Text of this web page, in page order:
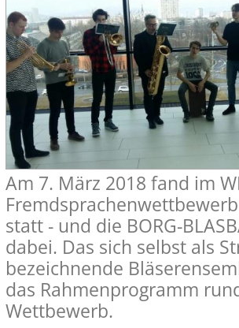
Am 7. März 2018 fand im
statt - und die BORG-
dabei. Das sich selbst als
bezeichnende
das Rahmenprogramm
Wettbewerb.